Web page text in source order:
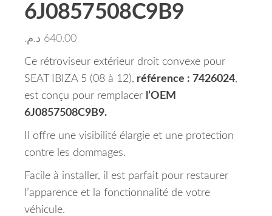
6J0857508C9B9
640.00 د.م.
Ce rétroviseur extérieur droit convexe pour
SEAT IBIZA 5 (08 à 12), référence : 7426024,
est conçu pour remplacer l’OEM
6J0857508C9B9.
Il offre une visibilité élargie et une protection
contre les dommages.
Facile à installer, il est parfait pour restaurer
l’apparence et la fonctionnalité de votre
véhicule.